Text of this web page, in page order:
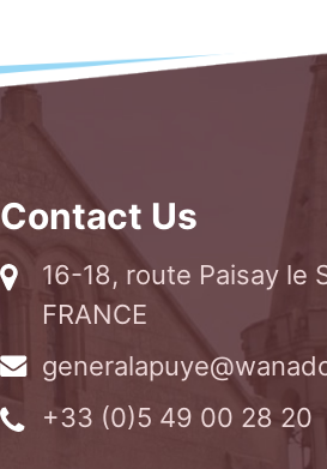
Contact Us
16-18, route Paisay le
FRANCE
+33 (0)5 49 00 28 20